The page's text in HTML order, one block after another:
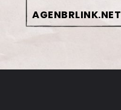
AGENBRLINK.NET